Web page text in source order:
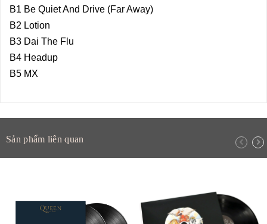
B1 Be Quiet And Drive (Far Away)
B2 Lotion
B3 Dai The Flu
B4 Headup
B5 MX
Sản phẩm liên quan